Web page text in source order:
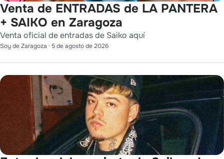
Venta de ENTRADAS de LA PANTERA
+ SAIKO en Zaragoza
Venta oficial de entradas de Saiko aquí
Soy de Zaragoza · 5 de agosto de 2026